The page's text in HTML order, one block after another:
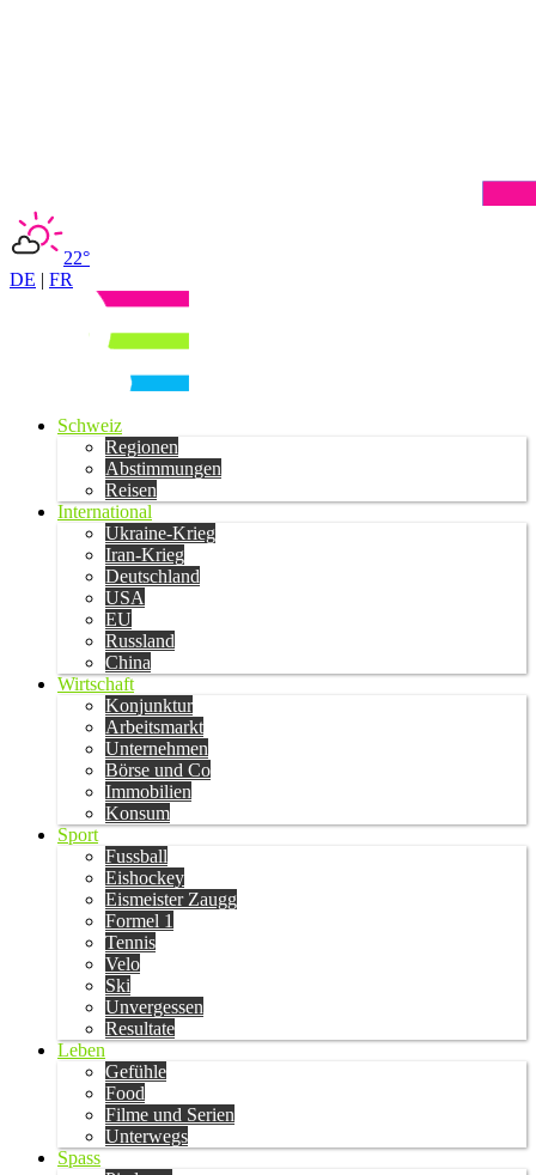
22°
DE | FR
Schweiz
Regionen
Abstimmungen
Reisen
International
Ukraine-Krieg
Iran-Krieg
Deutschland
USA
EU
Russland
China
Wirtschaft
Konjunktur
Arbeitsmarkt
Unternehmen
Börse und Co
Immobilien
Konsum
Sport
Fussball
Eishockey
Eismeister Zaugg
Formel 1
Tennis
Velo
Ski
Unvergessen
Resultate
Leben
Gefühle
Food
Filme und Serien
Unterwegs
Spass